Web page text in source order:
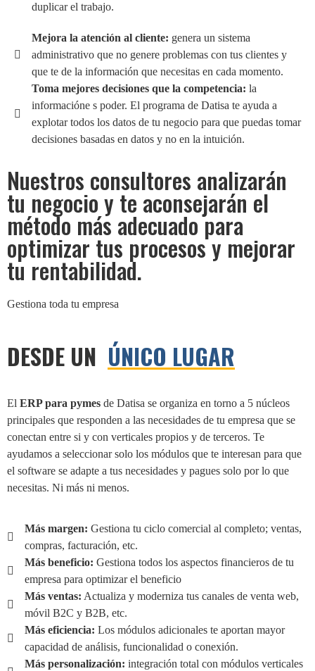
duplicar el trabajo.
Mejora la atención al cliente: genera un sistema
administrativo que no genere problemas con tus clientes y
que te de la información que necesitas en cada momento.
Toma mejores decisiones que la competencia: la
informacióne s poder. El programa de Datisa te ayuda a
explotar todos los datos de tu negocio para que puedas tomar
decisiones basadas en datos y no en la intuición.
Nuestros consultores analizarán
tu negocio y te aconsejarán el
método más adecuado para
optimizar tus procesos y mejorar
tu rentabilidad.
Gestiona toda tu empresa
DESDE UN ÚNICO LUGAR
El ERP para pymes de Datisa se organiza en torno a 5 núcleos
principales que responden a las necesidades de tu empresa que se
conectan entre si y con verticales propios y de terceros. Te
ayudamos a seleccionar solo los módulos que te interesan para que
el software se adapte a tus necesidades y pagues solo por lo que
necesitas. Ni más ni menos.
Más margen: Gestiona tu ciclo comercial al completo; ventas,
compras, facturación, etc.
Más beneficio: Gestiona todos los aspectos financieros de tu
empresa para optimizar el beneficio
Más ventas: Actualiza y moderniza tus canales de venta web,
móvil B2C y B2B, etc.
Más eficiencia: Los módulos adicionales te aportan mayor
capacidad de análisis, funcionalidad o conexión.
Más personalización: integración total con módulos verticales